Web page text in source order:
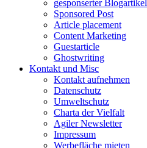
gesponserter Blogartikel
Sponsored Post
Article placement
Content Marketing
Guestarticle
Ghostwriting
Kontakt und Misc
Kontakt aufnehmen
Datenschutz
Umweltschutz
Charta der Vielfalt
Agiler Newsletter
Impressum
Werbefläche mieten